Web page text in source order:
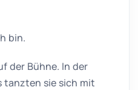
bin.
der Bühne. In der
tanzten sie sich mit